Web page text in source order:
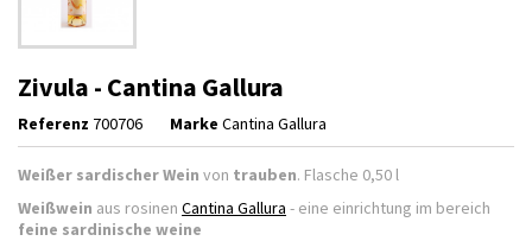
Zivula - Cantina Gallura
Referenz 700706 Marke Cantina Gallura
Weißer sardischer Wein von trauben. Flasche 0,50 l
Weißwein aus rosinen Cantina Gallura - eine einrichtung im bereich
feine sardinische weine